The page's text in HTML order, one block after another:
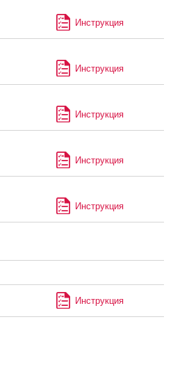
Инструкция
Инструкция
Инструкция
Инструкция
Инструкция
Инструкция